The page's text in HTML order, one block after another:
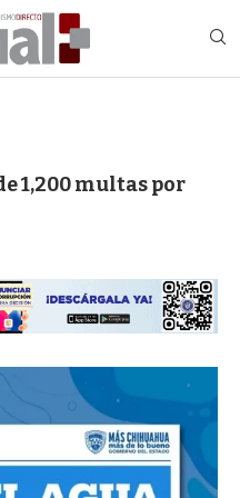
1,200 multas por